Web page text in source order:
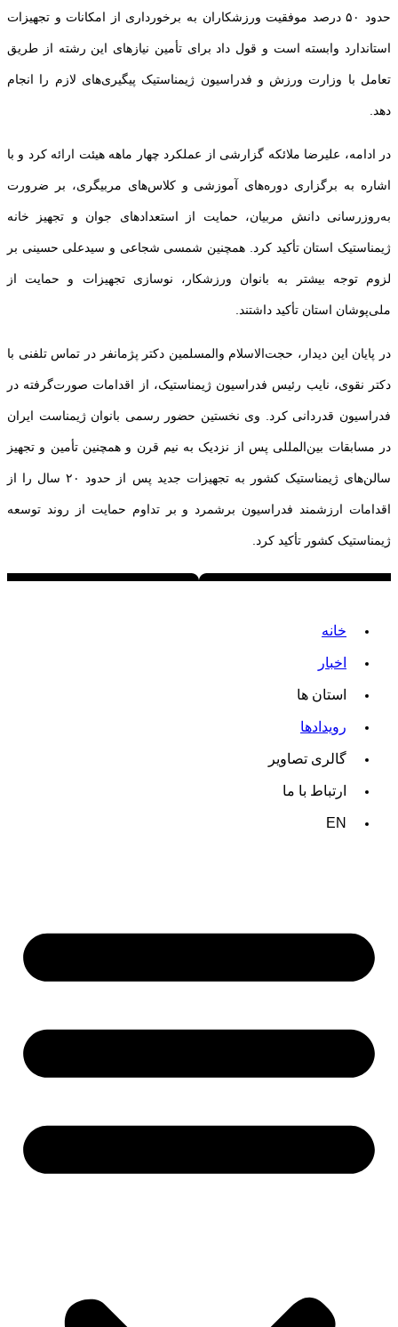
حدود ۵۰ درصد موفقیت ورزشکاران به برخورداری از امکانات و تجهیزات
استاندارد وابسته است و قول داد برای تأمین نیازهای این رشته از طریق
تعامل با وزارت ورزش و فدراسیون ژیمناستیک پیگیری‌های لازم را انجام
دهد.
در ادامه، علیرضا ملائکه گزارشی از عملکرد چهار ماهه هیئت ارائه کرد و با
اشاره به برگزاری دوره‌های آموزشی و کلاس‌های مربیگری، بر ضرورت
به‌روزرسانی دانش مربیان، حمایت از استعدادهای جوان و تجهیز خانه
ژیمناستیک استان تأکید کرد. همچنین شمسی شجاعی و سیدعلی حسینی بر
لزوم توجه بیشتر به بانوان ورزشکار، نوسازی تجهیزات و حمایت از
ملی‌پوشان استان تأکید داشتند.
در پایان این دیدار، حجت‌الاسلام والمسلمین دکتر پژمانفر در تماس تلفنی با
دکتر نقوی، نایب رئیس فدراسیون ژیمناستیک، از اقدامات صورت‌گرفته در
فدراسیون قدردانی کرد. وی نخستین حضور رسمی بانوان ژیمناست ایران
در مسابقات بین‌المللی پس از نزدیک به نیم قرن و همچنین تأمین و تجهیز
سالن‌های ژیمناستیک کشور به تجهیزات جدید پس از حدود ۲۰ سال را از
اقدامات ارزشمند فدراسیون برشمرد و بر تداوم حمایت از روند توسعه
ژیمناستیک کشور تأکید کرد.
خانه
اخبار
استان ها
رویدادها
گالری تصاویر
ارتباط با ما
EN